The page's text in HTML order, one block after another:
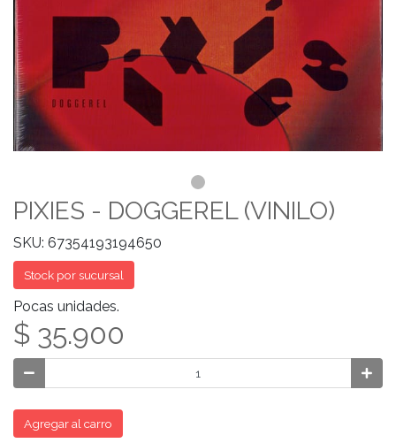
PIXIES - DOGGEREL (VINILO)
SKU: 67354193194650
Stock por sucursal
Pocas unidades.
$ 35.900
Agregar al carro